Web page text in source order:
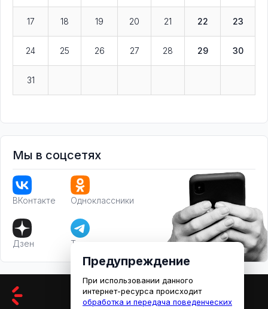
17 18 19 20 21 22 23
24 25 26 27 28 29 30
31
Мы в соцсетях
ВКонтакте Одноклассники
Дзен Телеграм
Предупреждение
При использовании данного
интернет-ресурса происходит
обработка и передача поведенческих